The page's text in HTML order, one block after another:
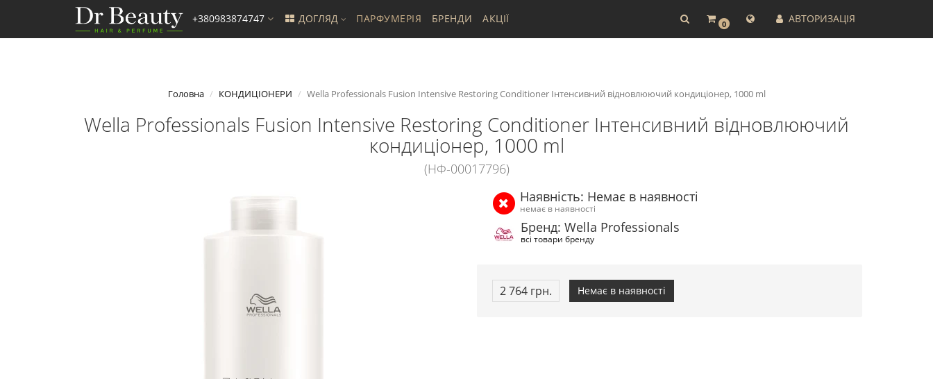
0 АВТОРИЗАЦІЯ
+380983874747 ДОГЛЯД ПАРФУМЕРІЯ БРЕНДИ АКЦІЇ
Головна КОНДИЦІОНЕРИ Wella Professionals Fusion Intensive Restoring Conditioner Інтенсивний відновлюючий кондиціонер, 1000 ml
Wella Professionals Fusion Intensive Restoring Conditioner Інтенсивний відновлюючий
кондиціонер, 1000 ml
(НФ-00017796)
Наявність: Немає в наявності
немає в наявності
Бренд: Wella Professionals
всі товари бренду
2 764 грн. Немає в наявності